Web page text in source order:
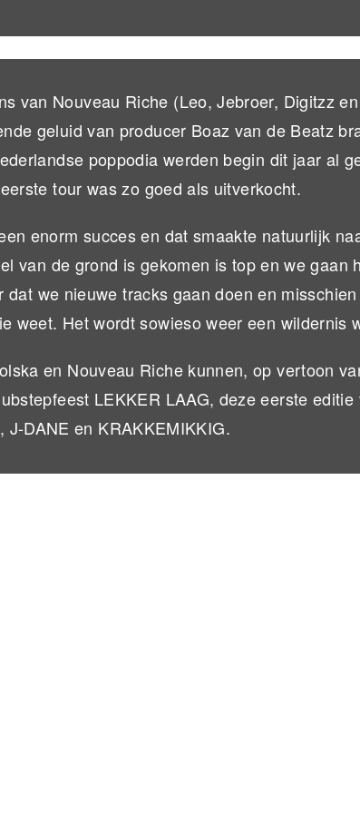
van Nouveau Riche (Leo, Jebroer, Digitzz
geluid van producer Boaz van de Beatz
poppodia werden begin dit jaar al
tour was zo goed als uitverkocht.
enorm succes en dat smaakte natuurlijk
van de grond is gekomen is top en we gaan
we nieuwe tracks gaan doen en
weet. Het wordt sowieso weer een wildernis
en Nouveau Riche kunnen, op vertoon
LEKKER LAAG, deze eerste
DANE en KRAKKEMIKKIG.